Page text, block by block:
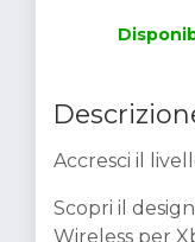
Accresci il
Scopri il
Wireless per